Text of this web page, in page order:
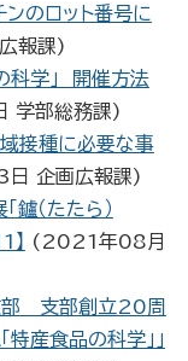
のロット番号に
報課)
科学」 開催方法
学部総務課)
接種に必要な事
企画広報課)
鑪（たたら）
( 2021年08月
部 支部創立20周
産食品の科学」」